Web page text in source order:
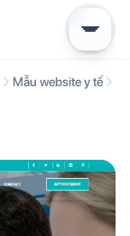
Mẫu website y tế